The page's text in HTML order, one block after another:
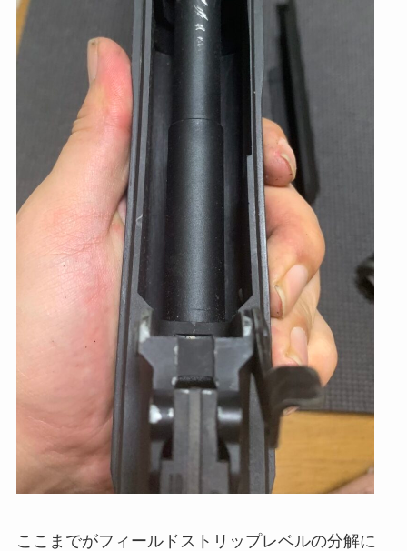
ここまでがフィールドストリップレベルの分解に